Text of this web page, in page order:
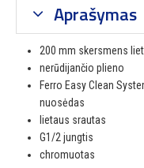
Aprašymas
200 mm skersmens
nerūdijančio plieno
Ferro Easy Clean
nuosėdas
lietaus srautas
G1/2 jungtis
chromuotas